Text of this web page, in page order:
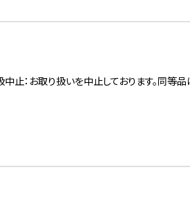
：お取り扱いを中止しております。同等品